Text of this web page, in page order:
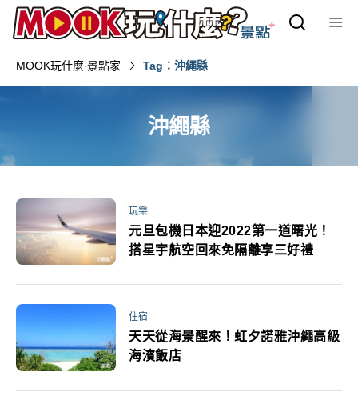
MOOK玩什麼‧景點家 Tag：沖繩縣
沖繩縣
玩樂
元旦包機日本迎2022第一道曙光！
搭星宇航空回來免隔離享三好禮
住宿
天天從海景醒來！虹夕諾雅沖繩高級
海濱飯店